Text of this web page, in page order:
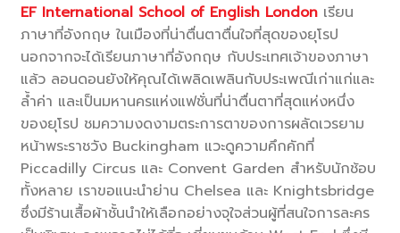
EF International School of English London เรียน
ภาษาที่อังกฤษ ในเมืองที่น่าตื่นตาตื่นใจที่สุดของยุโรป
นอกจากจะได้เรียนภาษาที่อังกฤษ กับประเทศเจ้าของภาษา
แล้ว ลอนดอนยังให้คุณได้เพลิดเพลินกับประเพณีเก่าแก่และ
ล้ำค่า และเป็นมหานครแห่งแฟชั่นที่น่าตื่นตาที่สุดแห่งหนึ่ง
ของยุโรป ชมความงดงามตระการตาของการผลัดเวรยาม
หน้าพระราชวัง Buckingham แวะดูความคึกคักที่
Piccadilly Circus และ Convent Garden สำหรับนักช้อบ
ทั้งหลาย เราขอแนะนำย่าน Chelsea และ Knightsbridge
ซึ่งมีร้านเสื้อผ้าชั้นนำให้เลือกอย่างจุใจส่วนผู้ที่สนใจการละคร